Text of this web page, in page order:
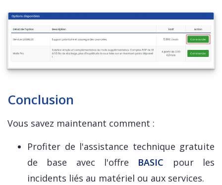
Conclusion
Vous savez maintenant comment :
Profiter de l'assistance technique gratuite
de base avec l'offre BASIC pour les
incidents liés au matériel ou aux services.